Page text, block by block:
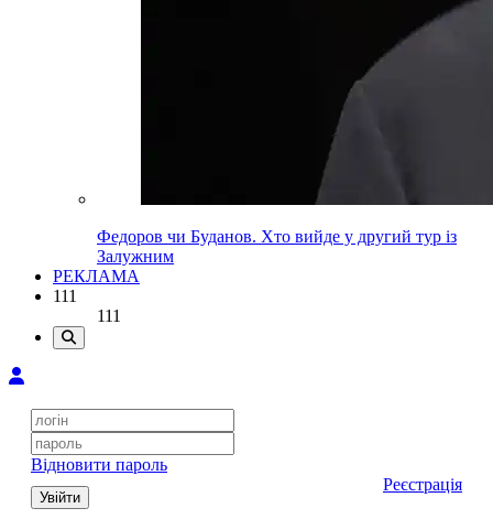
Федоров чи Буданов. Хто вийде у другий тур із
Залужним
РЕКЛАМА
111
111
Відновити пароль
Увійти
Реєстрація